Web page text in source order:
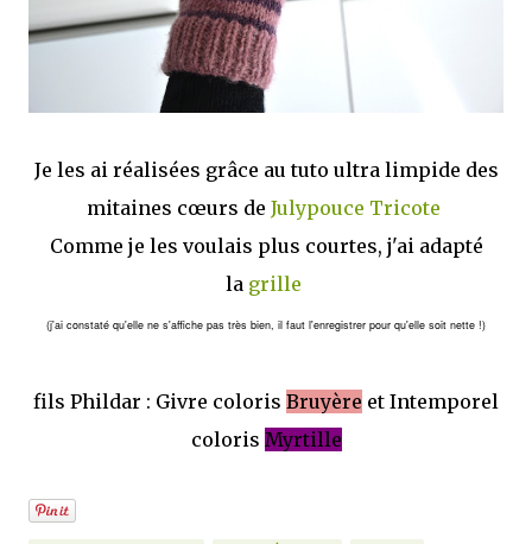
Je les ai réalisées grâce au tuto ultra limpide des
mitaines cœurs de Julypouce Tricote
Comme je les voulais plus courtes, j'ai adapté
la grille
(j'ai constaté qu'elle ne s'affiche pas très bien, il faut l'enregistrer pour qu'elle soit nette !)
fils Phildar : Givre coloris Bruyère et Intemporel
coloris Myrtille